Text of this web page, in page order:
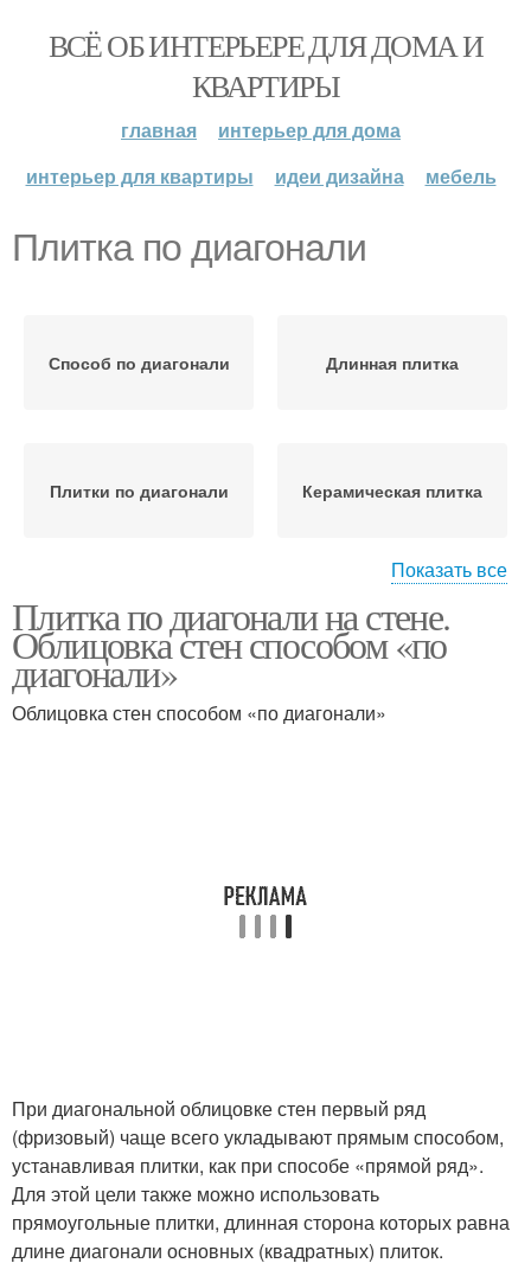
ВСЁ ОБ ИНТЕРЬЕРЕ ДЛЯ ДОМА И
КВАРТИРЫ
главная
интерьер для дома
интерьер для квартиры
идеи дизайна мебель
Плитка по диагонали
Способ по диагонали Длинная плитка
Плитки по диагонали Керамическая плитка
Плитки на стену Напольная плитка
Показать все
Плитка по диагонали на стене.
Облицовка стен способом «по
диагонали»
Облицовка стен способом «по диагонали»
При диагональной облицовке стен первый ряд
(фризовый) чаще всего укладывают прямым способом,
устанавливая плитки, как при способе «прямой ряд».
Для этой цели также можно использовать
прямоугольные плитки, длинная сторона которых равна
длине диагонали основных (квадратных) плиток.